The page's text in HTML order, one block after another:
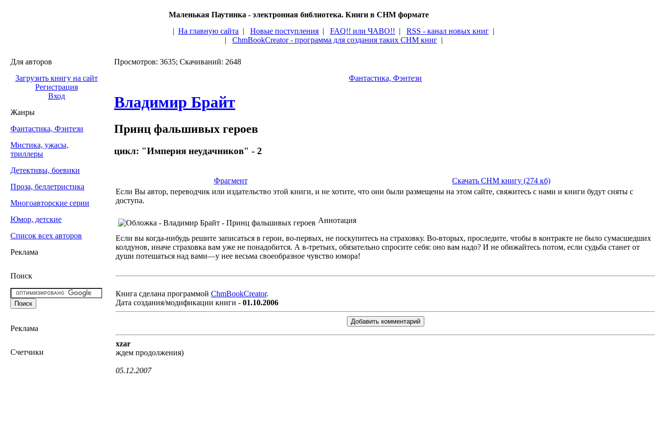
Маленькая Паутинка - электронная библиотека. Книги в CHM формате
| На главную сайта | Новые поступления | FAQ!! или ЧАВО!! | RSS - канал новых книг |
| ChmBookCreator - программа для создания таких CHM книг|
Для авторов
Загрузить книгу на сайт
Регистрация
Вход
Жанры
Фантастика, Фэнтези
Мистика, ужасы,
триллеры
Детективы, боевики
Проза, беллетристика
Многоавторские серии
Юмор, детские
Список всех авторов
Реклама
Поиск
Реклама
Счетчики
Просмотров: 3635; Скачиваний: 2648
Фантастика, Фэнтези
Владимир Брайт
Принц фальшивых героев
цикл: "Империя неудачников" - 2
Фрагмент
Скачать CHM книгу (274 кб)
Если Вы автор, переводчик или издательство этой книги, и не хотите, что они были размещены на этом сайте, свяжитесь с нами и книги будут сняты с
доступа.
Аннотация
Если вы когда-нибудь решите записаться в герои, во-первых, не поскупитесь на страховку. Во-вторых, проследите, чтобы в контракте не было сумасшедших
колдунов, иначе страховка вам уже не понадобится. А в-третьих, обязательно спросите себя: оно вам надо? И не обижайтесь потом, если судьба станет от
души потешаться над вами—у нее весьма своеобразное чувство юмора!
Книга сделана программой ChmBookCreator.
Дата создания/модификации книги - 01.10.2006
xzar
ждем продолжения)
05.12.2007